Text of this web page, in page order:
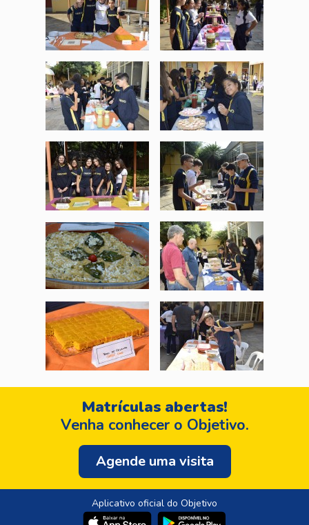
Matrículas abertas!
Venha conhecer o Objetivo.
Agende uma visita
Aplicativo oficial do Objetivo